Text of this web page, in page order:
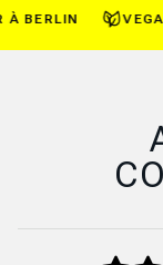
BERLIN VEGAN